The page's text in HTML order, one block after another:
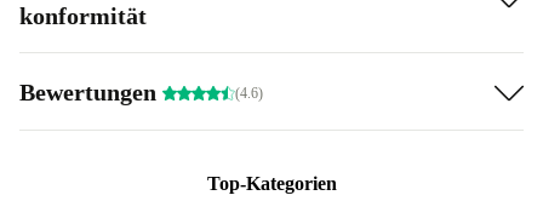
konformität
Bewertungen (4.6)
Top-Kategorien